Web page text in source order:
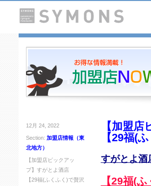
12月 24, 2022
Section: 加盟店情報（東
北地方）
【加盟店ピックアッ
プ】すがとよ酒店
【29福(ふくふく)で贅沢
【加盟
【29福(
すがとよ酒
【29福(